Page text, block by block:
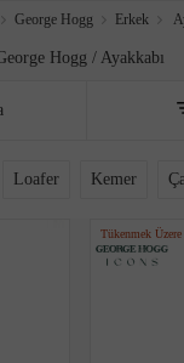
George Hogg Erkek
Hogg / Ayakkabı
Loafer Kemer
Tükenmek Üzere